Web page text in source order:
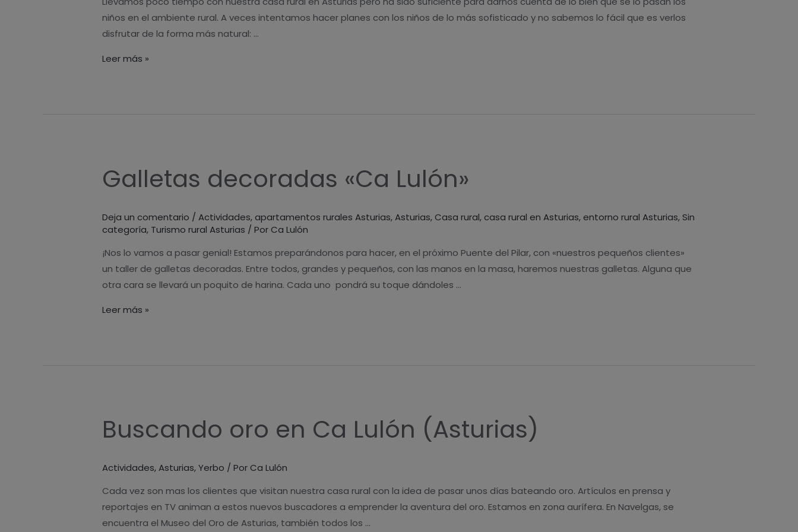
niños en el ambiente rural. A veces intentamos hacer planes con los niños de lo más sofisticado y no sabemos lo fácil que es verlos
disfrutar de la forma más natural: …
rural
en
Leer más »
Galletas decoradas «Ca Lulón»
Deja un comentario /Actividades,apartamentos rurales Asturias,Asturias, Casa rural,casa rural en Asturias,entorno rural Asturias,Sin
categoría, Turismo rural Asturias / Por Ca Lulón
¡Nos lo vamos a pasar genial! Estamos preparándonos para hacer, en el próximo Puente del Pilar, con «nuestros pequeños clientes»
un taller de galletas decoradas. Entre todos, grandes y pequeños, con las manos en la masa, haremos nuestras galletas. Alguna que
otra cara se llevará un poquito de harina. Cada uno pondrá su toque dándoles …
Galletas
decoradas
Lulón»
Leer más »
Buscando oro en Ca Lulón (Asturias)
Actividades,Asturias,Yerbo / Por Ca Lulón
Cada vez son mas los clientes que visitan nuestra casa rural con la idea de pasar unos días bateando oro. Artículos en prensa y
reportajes en TV animan a estos nuevos buscadores a emprender la aventura del oro. Estamos en zona aurífera. En Navelgas, se
encuentra el Museo del Oro de Asturias, también todos los …
Buscando
oro
Ca
Lulón
(Asturias)